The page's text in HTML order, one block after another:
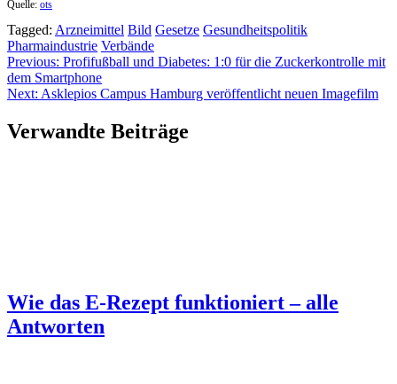
Quelle: ots
Tagged: Arzneimittel Bild Gesetze Gesundheitspolitik
Pharmaindustrie Verbände
Beitragsnavigation
Previous: Profifußball und Diabetes: 1:0 für die Zuckerkontrolle mit
dem Smartphone
Next: Asklepios Campus Hamburg veröffentlicht neuen Imagefilm
Verwandte Beiträge
Wie das E-Rezept funktioniert – alle
Antworten